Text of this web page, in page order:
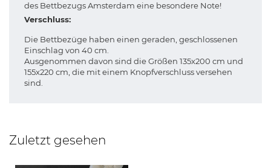
des Bettbezugs Amsterdam eine besondere Note!
Verschluss:
Die Bettbezüge haben einen geraden, geschlossenen
Einschlag von 40 cm.
Ausgenommen davon sind die Größen 135x200 cm und
155x220 cm, die mit einem Knopfverschluss versehen
sind.
Zuletzt gesehen